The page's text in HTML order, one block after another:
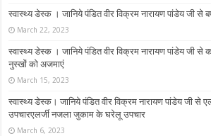
स्वास्थ्य डेस्क । जानिये पंडित वीर विक्रम नारायण पांडेय जी
March 22, 2023
स्वास्थ्य डेस्क । जानिये पंडित वीर विक्रम नारायण पांडेय जी से
नुस्‍खों को अजमाएं
March 15, 2023
स्वास्थ्य डेस्क। जानिये पंडित वीर विक्रम नारायण पांडेय जी से
उपचारएलर्जी नजला जुकाम के घरेलू उपचार
March 6, 2023